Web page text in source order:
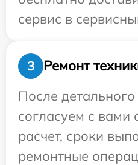
сервис в
3
Ремонт
После
согласуем с вами
расчет, сроки
ремонтные